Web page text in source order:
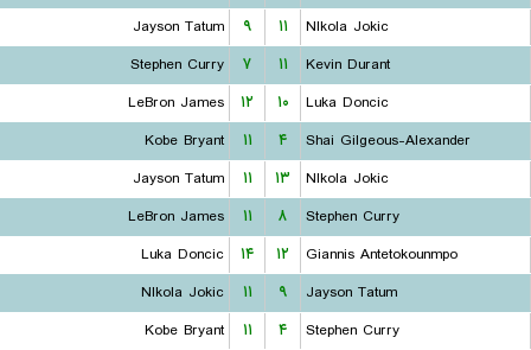
Jayson Tatum
۹ ۱۱
NIkola Jokic
Stephen Curry
۷ ۱۱
Kevin Durant
LeBron James
۱۲ ۱۰
Luka Doncic
Kobe Bryant
۱۱ ۴
Shai Gilgeous-Alexander
Jayson Tatum
۱۱ ۱۳
NIkola Jokic
LeBron James
۱۱ ۸
Stephen Curry
Luka Doncic
۱۴ ۱۲
Giannis Antetokounmpo
NIkola Jokic
۱۱ ۹
Jayson Tatum
Kobe Bryant
۱۱ ۴ Stephen Curry